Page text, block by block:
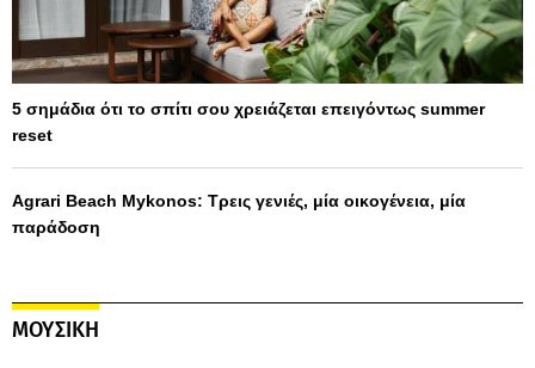
5 σημάδια ότι το σπίτι σου χρειάζεται επειγόντως summer
reset
Agrari Beach Mykonos: Τρεις γενιές, μία οικογένεια, μία
παράδοση
ΜΟΥΣΙΚΗ